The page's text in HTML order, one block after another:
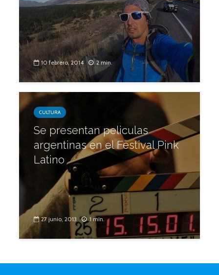
10 febrero, 2014 2 min.
CULTURA
Se presentan peliculas
argentinas en el Festival Pink
Latino
27 junio, 2013 1 min.